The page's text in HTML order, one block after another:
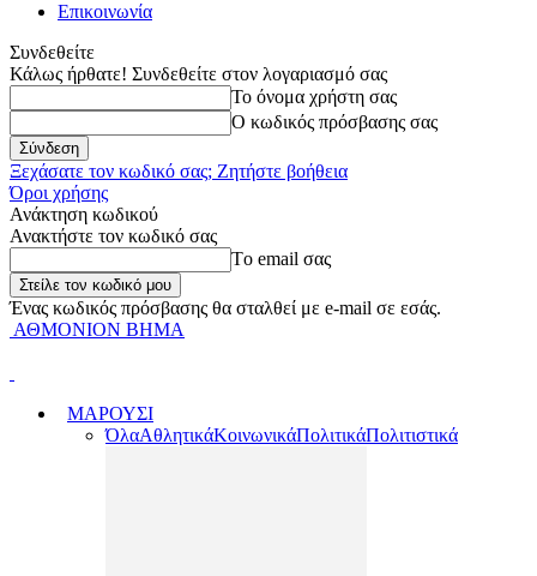
Επικοινωνία
Συνδεθείτε
Κάλως ήρθατε! Συνδεθείτε στον λογαριασμό σας
Το όνομα χρήστη σας
Ο κωδικός πρόσβασης σας
Ξεχάσατε τον κωδικό σας; Ζητήστε βοήθεια
Όροι χρήσης
Ανάκτηση κωδικού
Ανακτήστε τον κωδικό σας
Tο email σας
Ένας κωδικός πρόσβασης θα σταλθεί με e-mail σε εσάς.
ΑΘΜΟΝΙΟΝ ΒΗΜΑ
ΜΑΡΟΥΣΙ
ΌλαΑθλητικάΚοινωνικάΠολιτικάΠολιτιστικά